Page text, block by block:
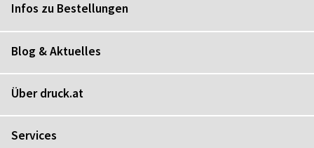
Infos zu Bestellungen
Blog & Aktuelles
Über druck.at
Services